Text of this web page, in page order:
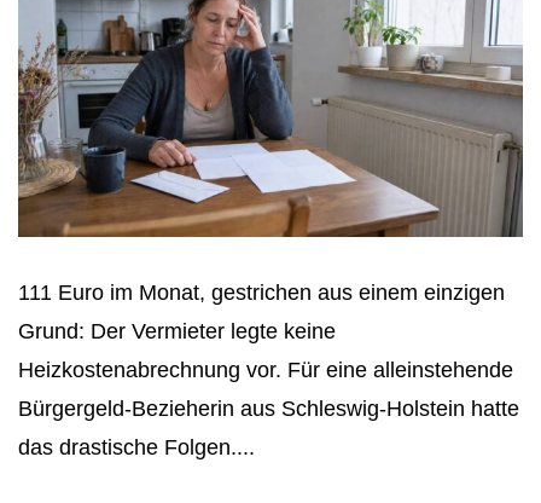
111 Euro im Monat, gestrichen aus einem einzigen
Grund: Der Vermieter legte keine
Heizkostenabrechnung vor. Für eine alleinstehende
Bürgergeld-Bezieherin aus Schleswig-Holstein hatte
das drastische Folgen....